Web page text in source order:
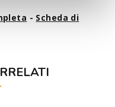
- Scheda di